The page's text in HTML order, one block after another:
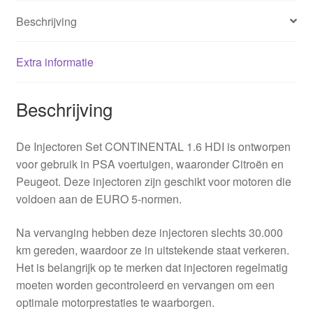
Beschrijving
Extra informatie
Beschrijving
De Injectoren Set CONTINENTAL 1.6 HDI is ontworpen
voor gebruik in PSA voertuigen, waaronder Citroën en
Peugeot. Deze injectoren zijn geschikt voor motoren die
voldoen aan de EURO 5-normen.
Na vervanging hebben deze injectoren slechts 30.000
km gereden, waardoor ze in uitstekende staat verkeren.
Het is belangrijk op te merken dat injectoren regelmatig
moeten worden gecontroleerd en vervangen om een
optimale motorprestaties te waarborgen.